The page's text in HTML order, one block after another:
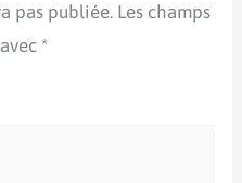
pas publiée. Les champs
*